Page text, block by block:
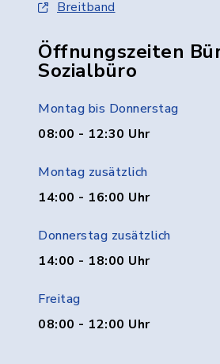
Breitband
Öffnungszeiten
Sozialbüro
Montag bis Donnerstag
08:00 - 12:30 Uhr
Montag zusätzlich
14:00 - 16:00 Uhr
Donnerstag zusätzlich
14:00 - 18:00 Uhr
Freitag
08:00 - 12:00 Uhr